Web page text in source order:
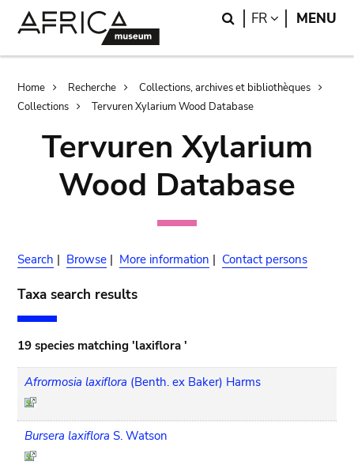
Search
FR LANGUAGE
MENU
Breadcrumb
Home Recherche
Collections, archives et bibliothèques
Collections
Tervuren Xylarium Wood Database
Tervuren Xylarium
Wood Database
Search | Browse | More information | Contact persons
Taxa search results
19 species matching 'laxiflora '
Afrormosia laxiflora (Benth. ex Baker) Harms
Bursera laxiflora S. Watson